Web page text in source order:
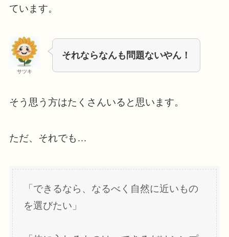
ています。
サツキ
それならなんも問題ないやん！
そう思う方はたくさんいると思います。
ただ、それでも…
「できるなら、なるべく自然に近いもの
を選びたい」